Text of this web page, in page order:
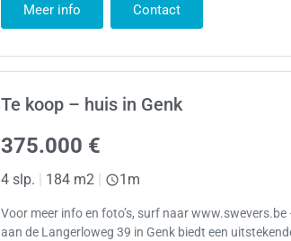
Meer info Contact
Te koop – huis in Genk
375.000 €
4 slp. 184 m2 1m
Voor meer info en foto’s, surf naar
aan de Langerloweg 39 in Genk biedt een